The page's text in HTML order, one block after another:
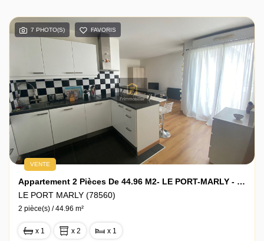
7 PHOTO(S) FAVORIS
VENTE
Appartement 2 Pièces De 44.96 M2- LE PORT-MARLY - 78560
LE PORT MARLY (78560)
2 pièce(s) / 44.96 m²
x 1 x 2 x 1